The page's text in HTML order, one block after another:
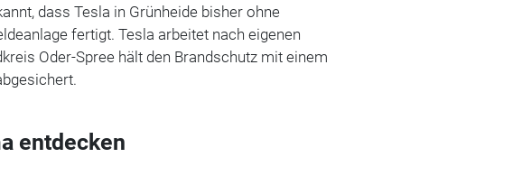
dass Tesla in Grünheide bisher ohne
fertigt. Tesla arbeitet nach eigenen
Oder-Spree hält den Brandschutz mit einem
entdecken